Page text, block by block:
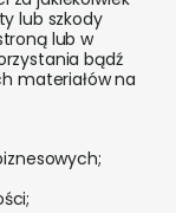
lub szkody
lub w
bądź
materiałów na